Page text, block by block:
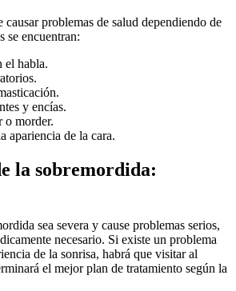
problemas de salud dependiendo de
se encuentran:
el habla.
y encías.
o morder.
apariencia de la cara.
la sobremordida:
sea severa y cause problemas serios,
necesario. Si existe un problema
de la sonrisa, habrá que visitar al
el mejor plan de tratamiento según la